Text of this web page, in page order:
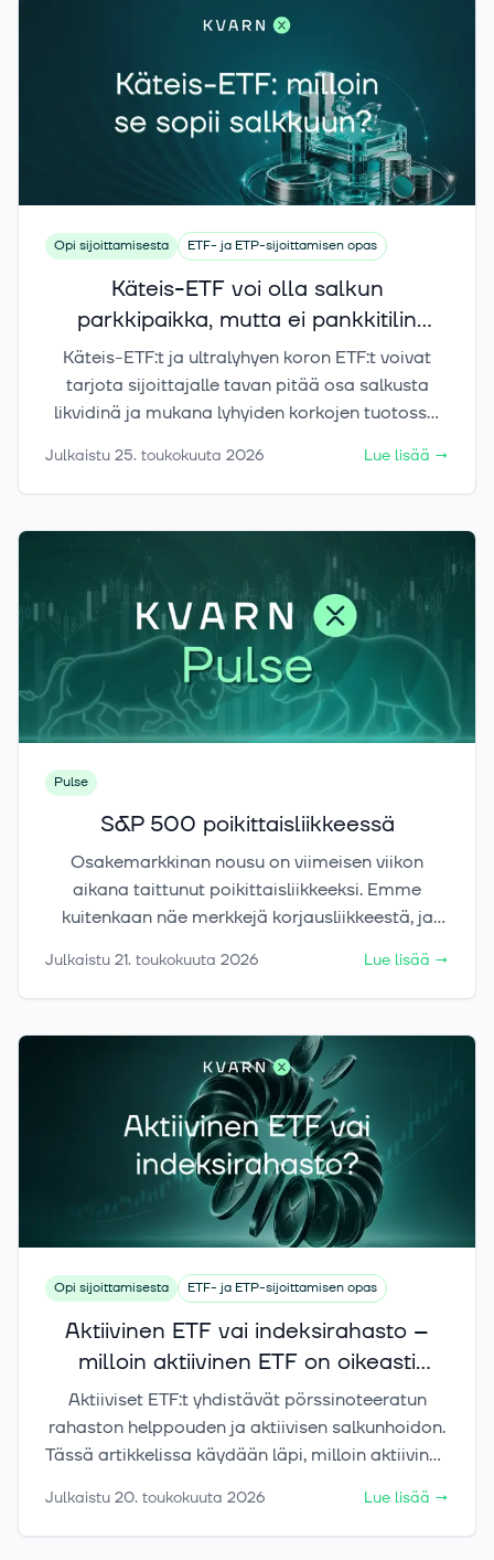
rakentaa salkun, joka ei nojaa yhden ennusteen
toteutumiseen.
Opi sijoittamisesta ETF- ja ETP-sijoittamisen opas
Käteis-ETF voi olla salkun
parkkipaikka, mutta ei pankkitilin
korvike
Käteis-ETF:t ja ultralyhyen koron ETF:t voivat
tarjota sijoittajalle tavan pitää osa salkusta
likvidinä ja mukana lyhyiden korkojen tuotossa.
riskittömiä talletuksia. Tässä artikkelissa
käymme läpi, mitä käteis-ETF käytännössä
se voi toimia salkun parkkipaikkana.
Julkaistu 25. toukokuuta 2026 Lue lisää →
Pulse
S&P 500 poikittaisliikkeessä
Osakemarkkinan nousu on viimeisen viikon
aikana taittunut poikittaisliikkeeksi. Emme
kuitenkaan näe merkkejä korjausliikkeestä, ja
antaa edelleen syitä optimismiin.
Julkaistu 21. toukokuuta 2026 Lue lisää →
Opi sijoittamisesta ETF- ja ETP-sijoittamisen opas
Aktiivinen ETF vai indeksirahasto –
milloin aktiivinen ETF on oikeasti
perusteltu?
Aktiiviset ETF:t yhdistävät pörssinoteeratun
rahaston helppouden ja aktiivisen salkunhoidon.
Tässä artikkelissa käydään läpi, milloin aktiivinen
tavallinen passiivinen indeksirahasto riittää
paremmin.
Julkaistu 20. toukokuuta 2026 Lue lisää →